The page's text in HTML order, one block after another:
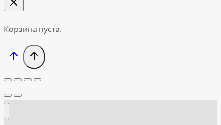
Корзина пуста.